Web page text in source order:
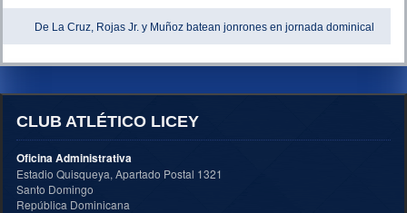
De La Cruz, Rojas Jr. y Muñoz batean jonrones en jornada dominical
CLUB ATLÉTICO LICEY
Oficina Administrativa
Estadio Quisqueya, Apartado Postal 1321
Santo Domingo
República Dominicana